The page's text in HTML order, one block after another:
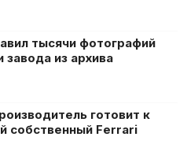
тысячи фотографий
завода из архива
готовит к
собственный Ferrari